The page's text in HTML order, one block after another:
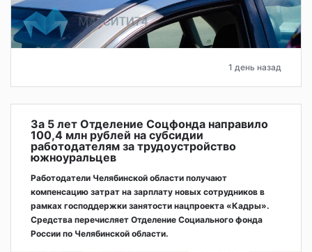
1 день назад
За 5 лет Отделение Соцфонда направило
100,4 млн рублей на субсидии
работодателям за трудоустройство
южноуральцев
Работодатели Челябинской области получают
компенсацию затрат на зарплату новых сотрудников в
рамках господдержки занятости нацпроекта «Кадры».
Средства перечисляет Отделение Социального фонда
России по Челябинской области.